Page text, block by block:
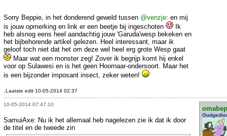
Sorry Beppie, in het donderend geweld tussen @venzje: en mij
is jouw opmerking en link er een beetje bij ingeschoten
Ik
heb alsnog eens heel aandachtig jouw 'Garuda'wesp bekeken en
het bijbehorende artikel gelezen. Heel interessant, maar ik
geloof toch niet dat het om deze wel heel erg grote Wesp gaat
Maar wat een monster zeg! Zover ik begrijp komt hij enkel
voor op Sulawesi en is het geen Hoornaar-ondersoort. Maar het
is een bijzonder imposant insect, zeker weten!
.Laatste edit 10-05-2014 02:37
10-05-2014 07:47:10
omabep
SamuiAxe: Nu ik het allemaal heb nagelezen zie ik dat ik door
de titel en de tweede zin